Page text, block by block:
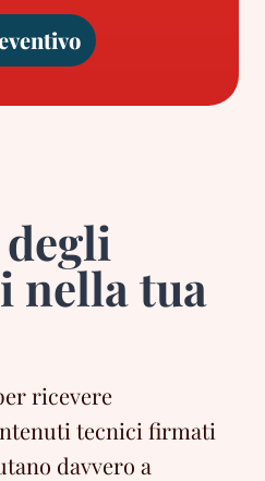
nella tua
ricevere
tecnici firmati
davvero a